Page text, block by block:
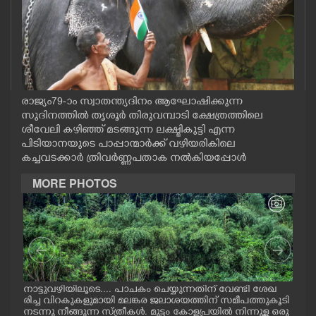
CASE DIARY
CINEMA
PHOTOS
SPIRITUAL
INFO+
ART
രാജ്യം 79-ാം സ്വാതന്ത്യദിനം ആഘോഷിക്കുന്ന
സുദിനത്തിൽ തൃശൂർ തിരുവമ്പാടി ക്ഷേത്രത്തിലെ
ശീവേലി കഴിഞ്ഞ് മടങ്ങുന്ന ലക്ഷ്മികുട്ടി എന്ന
പിടിയാനയുടെ പാപ്പാന്മാർക്ക് വഴിയരികിലെ
കച്ചവടക്കാർ ത്രിവർണ്ണപതാക നൽകിയപ്പോൾ
MORE PHOTOS
നാട്ടുവഴിയിലൂടെ.... പാചകം ചെയ്യുന്നതിന് വേണ്ടി ശേഖ
രിച്ച വിറകുകളുമായി മലങ്കര ജലാശയത്തിന് സമീപത്തുകൂടി
നടന്നു നീങ്ങുന്ന സ്ത്രീകൾ. മുട്ടം കോളപ്രയിൽ നിന്നുള്ള ഒരു